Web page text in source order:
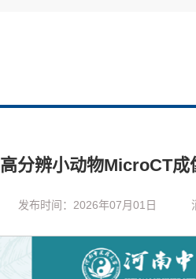
高分辨小动物MicroCT成
发布时间：2026年07月01日